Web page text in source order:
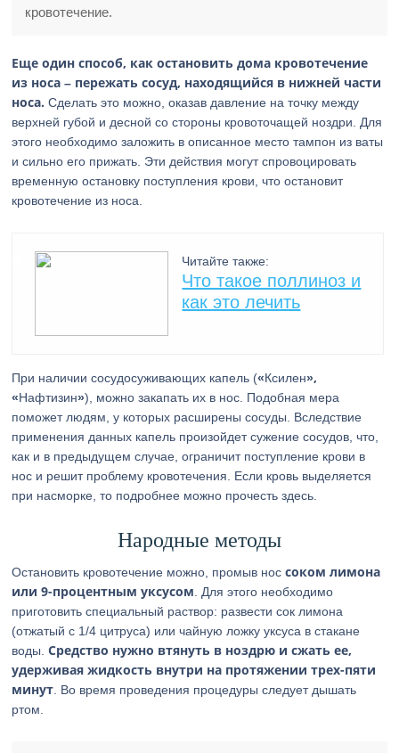
кровотечение.
Еще один способ, как остановить дома кровотечение
из носа – пережать сосуд, находящийся в нижней части
носа. Сделать это можно, оказав давление на точку между
верхней губой и десной со стороны кровоточащей ноздри. Для
этого необходимо заложить в описанное место тампон из ваты
и сильно его прижать. Эти действия могут спровоцировать
временную остановку поступления крови, что остановит
кровотечение из носа.
Читайте также:
Что такое поллиноз и
как это лечить
При наличии сосудосуживающих капель («Ксилен»,
«Нафтизин»), можно закапать их в нос. Подобная мера
поможет людям, у которых расширены сосуды. Вследствие
применения данных капель произойдет сужение сосудов, что,
как и в предыдущем случае, ограничит поступление крови в
нос и решит проблему кровотечения. Если кровь выделяется
при насморке, то подробнее можно прочесть здесь.
Народные методы
Остановить кровотечение можно, промыв носсоком лимона
или 9-процентным уксусом . Для этого необходимо
приготовить специальный раствор: развести сок лимона
(отжатый с 1/4 цитруса) или чайную ложку уксуса в стакане
воды.Средство нужно втянуть в ноздрю и сжать ее,
удерживая жидкость внутри на протяжении трех-пяти
минут . Во время проведения процедуры следует дышать
ртом.